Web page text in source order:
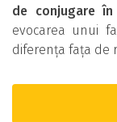
de conjugare
evocarea unui
diferența fața de